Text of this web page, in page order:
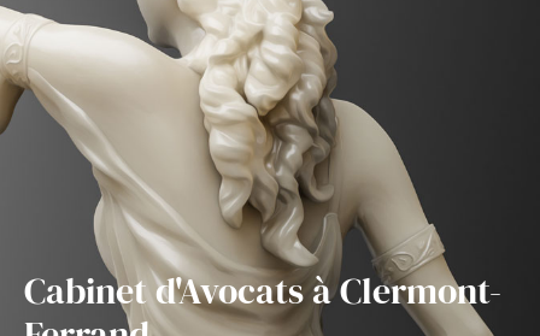
Cabinet d'Avocats à Clermont-